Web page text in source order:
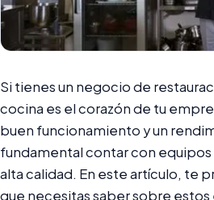
Si tienes un negocio de
cocina es el corazón de tu
buen funcionamiento y un
fundamental contar con
alta calidad. En este artículo, te
que necesitas saber sobre estos